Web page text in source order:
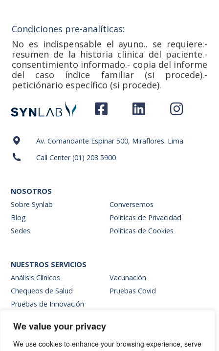
We value your privacy
We use cookies to enhance your browsing experience, serve
Condiciones pre-analíticas:
No es indispensable el ayuno.. se requiere:-
resumen de la historia clínica del paciente.-
consentimiento informado.- copia del informe
del caso índice familiar (si procede).-
peticiónario específico (si procede).
Av. Comandante Espinar 500, Miraflores. Lima
Call Center (01) 203 5900
NOSOTROS
Sobre Synlab
Blog
Sedes
Conversemos
Políticas de Privacidad
Políticas de Cookies
NUESTROS SERVICIOS
Análisis Clínicos
Chequeos de Salud
Pruebas de Innovación
Vacunación
Pruebas Covid